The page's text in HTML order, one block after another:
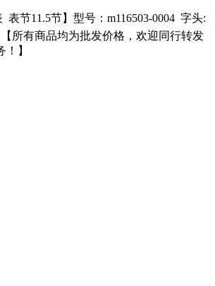
节11.5节】型号：m116503-0004 字头:
所有商品均为批发价格，欢迎同行转发
】